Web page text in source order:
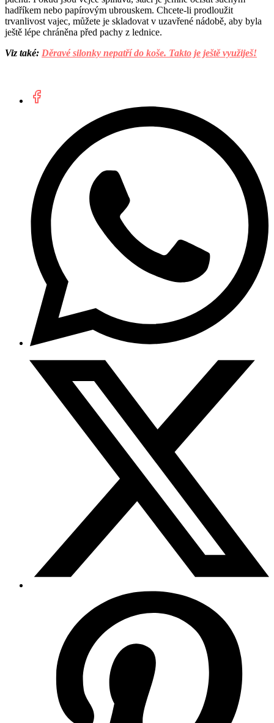
hadříkem nebo papírovým ubrouskem. Chcete-li prodloužit
trvanlivost vajec, můžete je skladovat v uzavřené nádobě, aby byla
ještě lépe chráněna před pachy z lednice.
Viz také: Děravé silonky nepatří do koše. Takto je ještě využiješ!